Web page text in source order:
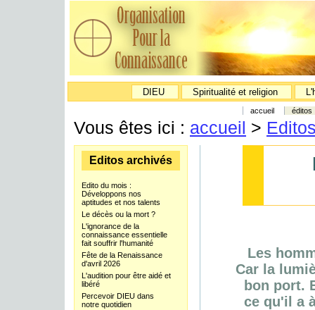
DIEU Spiritualité et religion
accueil éditos
Vous êtes ici : accueil >
Les
Car la
bon port.
ce qu'il a
Editos archivés
Edito du mois :
Développons nos
aptitudes et nos talents
Le décès ou la mort ?
L'ignorance de la
connaissance essentielle
fait souffrir l'humanité
Fête de la Renaissance
d'avril 2026
L'audition pour être aidé et
libéré
Percevoir DIEU dans
notre quotidien